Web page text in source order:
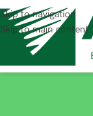
Skip to navigation
Skip to main content